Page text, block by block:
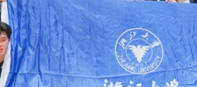
联系我们
学术日历
仪器共享平台